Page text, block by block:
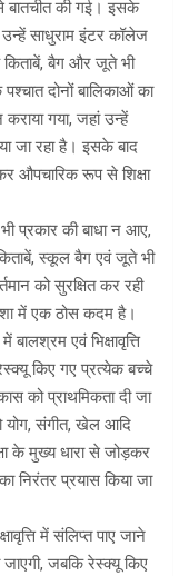
बातचीत की गई। इसके
साधुराम इंटर कॉलेज
किताबें, बैग और जूते भी
दोनों बालिकाओं का
गया, जहां उन्हें
जा रहा है। इसके बाद
औपचारिक रूप से शिक्षा
प्रकार की बाधा न आए,
स्कूल बैग एवं जूते भी
को सुरक्षित कर रही
में एक ठोस कदम है।
एवं भिक्षावृत्ति
किए गए प्रत्येक बच्चे
को प्राथमिकता दी जा
योग, संगीत, खेल आदि
के मुख्य धारा से जोड़कर
निरंतर प्रयास किया जा
में संलिप्त पाए जाने
जाएगी, जबकि रेस्क्यू किए